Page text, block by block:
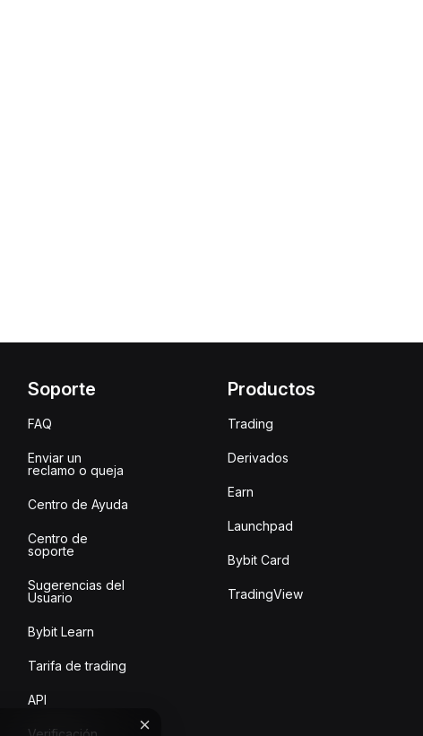
Soporte
FAQ
Enviar un
reclamo o queja
Centro de Ayuda
Centro de
soporte
Sugerencias del
Usuario
Bybit Learn
Tarifa de trading
API
Productos
Trading
Derivados
Earn
Launchpad
Bybit Card
TradingView